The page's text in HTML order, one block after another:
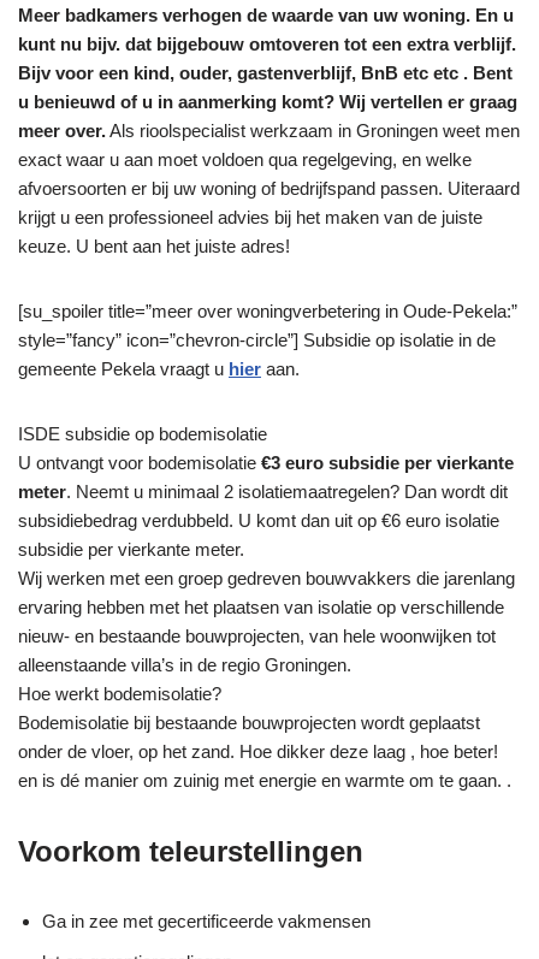
Meer badkamers verhogen de waarde van uw woning. En u
kunt nu bijv. dat bijgebouw omtoveren tot een extra verblijf.
Bijv voor een kind, ouder, gastenverblijf, BnB etc etc . Bent
u benieuwd of u in aanmerking komt? Wij vertellen er graag
meer over.Als rioolspecialist werkzaam in Groningen weet men
exact waar u aan moet voldoen qua regelgeving, en welke
afvoersoorten er bij uw woning of bedrijfspand passen. Uiteraard
krijgt u een professioneel advies bij het maken van de juiste
keuze. U bent aan het juiste adres!
[su_spoiler title=”meer over woningverbetering in Oude-Pekela:”
style=”fancy” icon=”chevron-circle”] Subsidie op isolatie in de
gemeente Pekela vraagt u hier aan.
ISDE subsidie op bodemisolatie
U ontvangt voor bodemisolatie €3 euro subsidie per vierkante
meter. Neemt u minimaal 2 isolatiemaatregelen? Dan wordt dit
subsidiebedrag verdubbeld. U komt dan uit op €6 euro isolatie
subsidie per vierkante meter.
Wij werken met een groep gedreven bouwvakkers die jarenlang
ervaring hebben met het plaatsen van isolatie op verschillende
nieuw- en bestaande bouwprojecten, van hele woonwijken tot
alleenstaande villa’s in de regio Groningen.
Hoe werkt bodemisolatie?
Bodemisolatie bij bestaande bouwprojecten wordt geplaatst
onder de vloer, op het zand. Hoe dikker deze laag , hoe beter!
en is dé manier om zuinig met energie en warmte om te gaan. .
Voorkom teleurstellingen
Ga in zee met gecertificeerde vakmensen